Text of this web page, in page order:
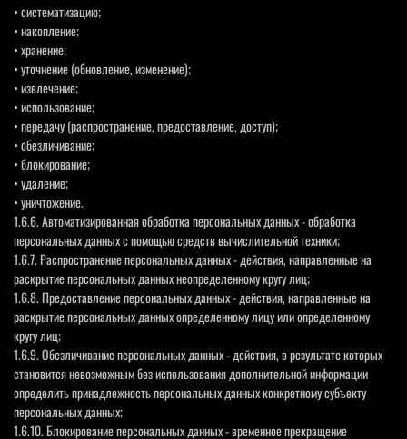
• систематизацию;
• накопление;
• хранение;
• уточнение (обновление, изменение);
• извлечение;
• использование;
• передачу (распространение, предоставление, доступ);
• обезличивание;
• блокирование;
• удаление;
• уничтожение.
1.6.6. Автоматизированная обработка персональных данных - обработка
персональных данных с помощью средств вычислительной техники;
1.6.7. Распространение персональных данных - действия, направленные на
раскрытие персональных данных неопределенному кругу лиц;
1.6.8. Предоставление персональных данных - действия, направленные на
раскрытие персональных данных определенному лицу или определенному
кругу лиц;
1.6.9. Обезличивание персональных данных - действия, в результате которых
становится невозможным без использования дополнительной информации
определить принадлежность персональных данных конкретному субъекту
персональных данных;
1.6.10. Блокирование персональных данных - временное прекращение